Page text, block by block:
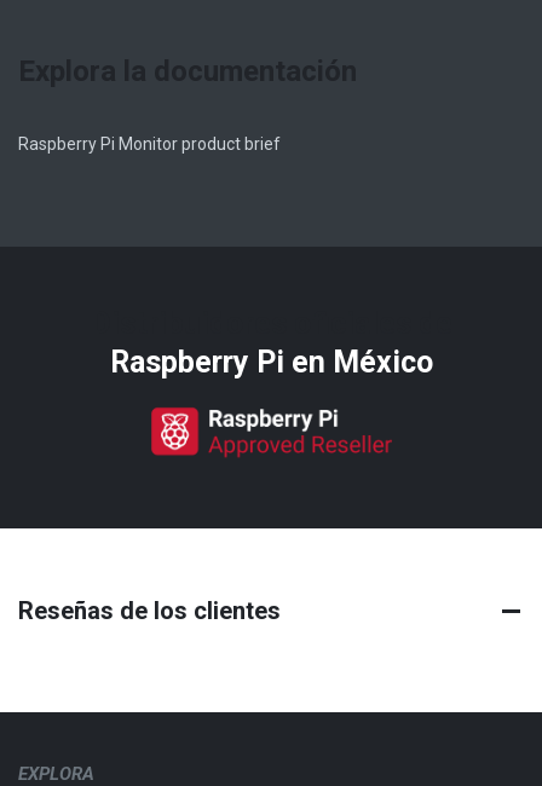
Explora la documentación
Raspberry Pi Monitor product brief
Raspberry Pi​ en México
Reseñas de los clientes
EXPLORA